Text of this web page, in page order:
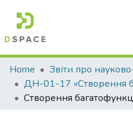
Communities & Collections
All of DSpace
Home